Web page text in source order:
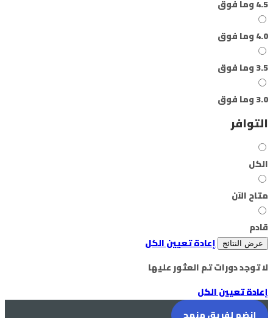
4.5 وما فوق
4.0 وما فوق
3.5 وما فوق
3.0 وما فوق
التوافر
الكل
متاح الآن
قادم
إعادة تعيين الكل
لا توجد دورات تم العثور عليها
إعادة تعيين الكل